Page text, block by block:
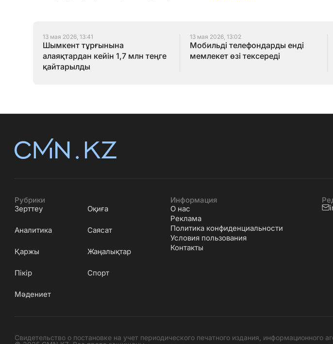
13 мая 2026, 13:41
Шымкент тұрғынына
алаяқтардан кейін 1,7 млн теңге
қайтарылды
13 мая 2026, 13:02
Мобильді телефондарды енді
мемлекет өзі тексереді
Рубрики
Зерттеу
Оқиға
Аналитика Саясат
Қаржы Жаңалықтар
Пікір Спорт
Мәдениет
Информация
О нас
Реклама
Политика конфиденциальности
Условия пользования
Контакты
Свидетельство о постановке на учет периодического печатного издания,